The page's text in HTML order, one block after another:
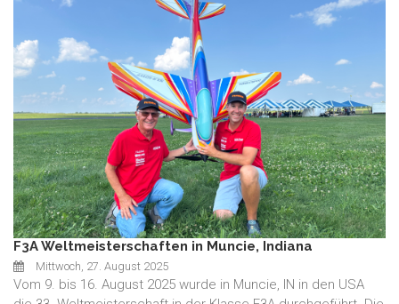
F3A Weltmeisterschaften in Muncie, Indiana
Mittwoch, 27. August 2025
Vom 9. bis 16. August 2025 wurde in Muncie, IN in den USA